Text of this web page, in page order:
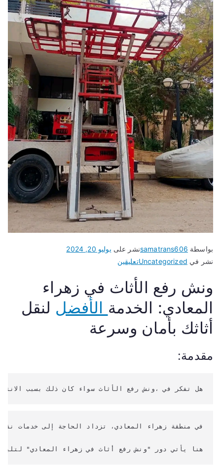
بواسطة samatrans606نشر على يوليو 20, 2024
نشر في Uncategorizedتعليقين
رفع
في
المعادي:
والأكثر
ونش رفع الأثاث في زهراء
المعادي: الخدمة الأفضل لنقل
أثاثك بأمان وسرعة
مقدمة:
هل تفكر في ،ونش رفع الأثاث سواء كان ذلك بسبب
هنا يأتي دور "ونش رفع أثاث في زهراء المعادي"